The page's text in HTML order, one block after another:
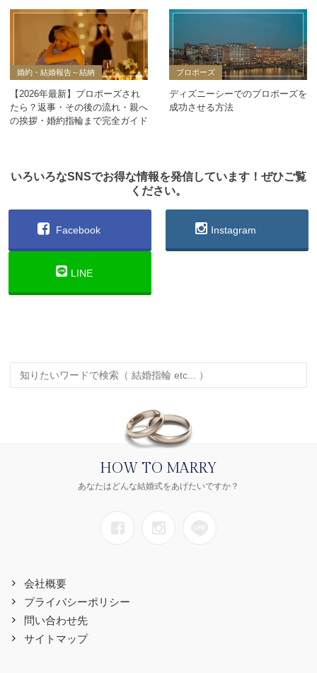
婚約・結婚報告～結納
【2026年最新】プロポーズされ
たら？返事・その後の流れ・親へ
の挨拶・婚約指輪まで完全ガイド
プロポーズ
ディズニーシーでのプロポーズを
成功させる方法
いろいろなSNSでお得な情報を発信しています！ぜひご覧
ください。
Facebook Instagram
LINE
HOW TO MARRY
あなたはどんな結婚式をあげたいですか？
会社概要
プライバシーポリシー
問い合わせ先
サイトマップ